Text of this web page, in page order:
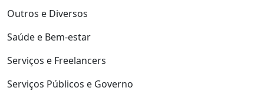
Outros e Diversos
Saúde e Bem-estar
Serviços e Freelancers
Serviços Públicos e Governo